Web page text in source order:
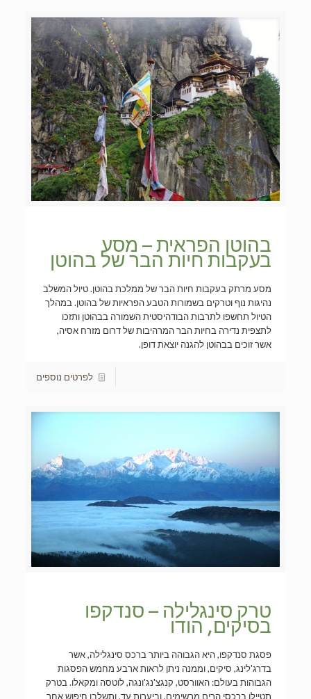
בהוטן הפראית – מסע
בעקבות חיות הבר של בהוטן
מסע מרתק בעקבות חיות הבר של ממלכת בהוטן. טיול המשלב
נהיגות נוף וטרקים בשמורות הטבע הפראיות של בהוטן. במהלך
הטיול תחשפו לתרבות הבודהיסטית השמורה בבהוטן ותזכו
לתצפית נדירה בחיות הבר המרהיבות של דרום מזרח אסיה,
אשר זוכים בבהוטן להגנה יוצאת דופן.
לפרטים נוספים
טרק סינגלילה – סנדקפו
בסיקים, הודו
פסגת סנדקפו, היא הגבוהה ביותר ברכס סינגלילה, אשר
בדרג'לינג, סיקים, וממנה ניתן לראות ארבע מחמש הפסגות
הגבוהות בעולם: האוורסט, קנגצ'נג'ונגה, לוטסה ומקאלו. בטרק
תטיילו ברכסי הרים מרשימים, וביערות עד, ותשלבו חיפוש אחר